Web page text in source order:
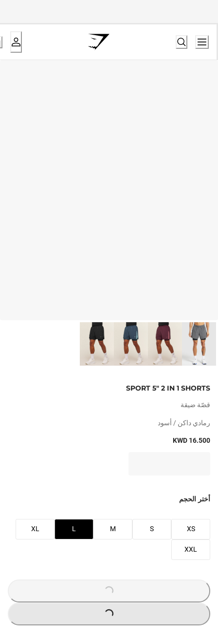
SPORT 5" 2 IN 1 SHORTS
قصّة ضيقة
رمادي داكن / أسود
KWD 16.500
أختر الحجم
XS
S
M
L
XL
XXL
...
...